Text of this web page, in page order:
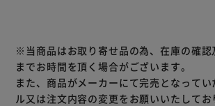
※当商品はお取り寄せ品の為、在庫の確認
までお時間を頂く場合がございます。
また、商品がメーカーにて完売となって
ル又は注文内容の変更をお願いいたしてお